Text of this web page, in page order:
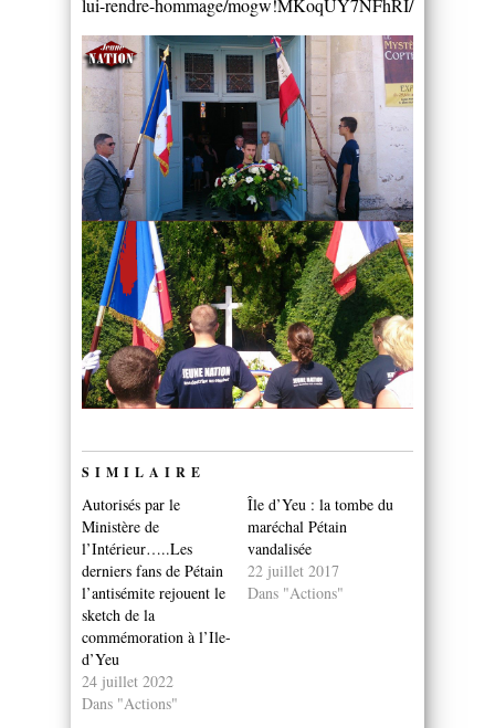
lui-rendre-hommage/mogw!MKoqUY7NFhRI/
SIMILAIRE
Autorisés par le
Ministère de
l’Intérieur…..Les
derniers fans de Pétain
l’antisémite rejouent le
sketch de la
commémoration à l’Ile-
d’Yeu
24 juillet 2022
Dans "Actions"
Île d’Yeu : la tombe du
maréchal Pétain
vandalisée
22 juillet 2017
Dans "Actions"